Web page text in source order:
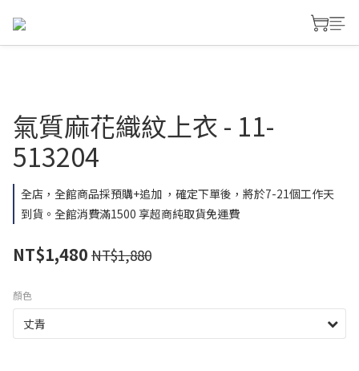
氣質麻花織紋上衣 - 11-
513204
全店，全館商品採預購+追加 ，確定下單後，將於7-21個工作天
到貨。全館消費滿1500 享超商純取貨免運費
NT$1,480 NT$1,880
顏色